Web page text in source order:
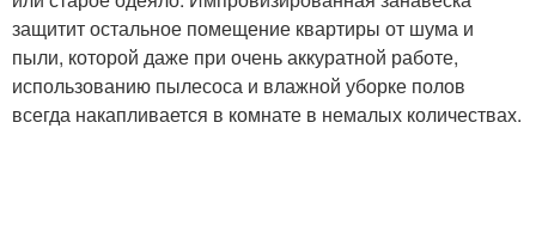
защитит остальное помещение квартиры от шума и
пыли, которой даже при очень аккуратной работе,
использованию пылесоса и влажной уборке полов
всегда накапливается в комнате в немалых количествах.